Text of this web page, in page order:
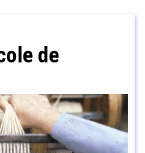
de